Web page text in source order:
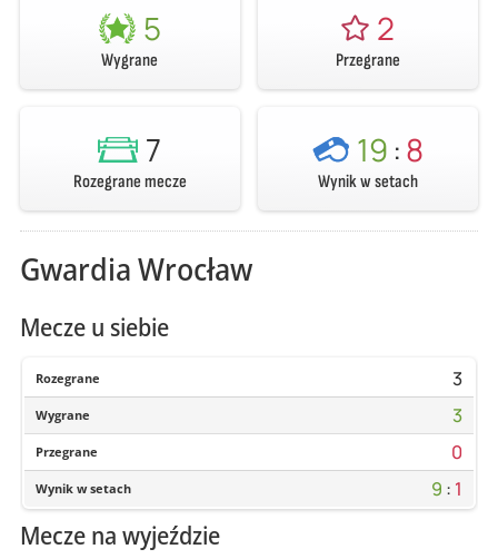
5
Wygrane
2
Przegrane
7
Rozegrane mecze
19 :8
Wynik w setach
Gwardia Wrocław
Mecze u siebie
Rozegrane 3
Wygrane 3
Przegrane 0
Wynik w setach 9 : 1
Mecze na wyjeździe